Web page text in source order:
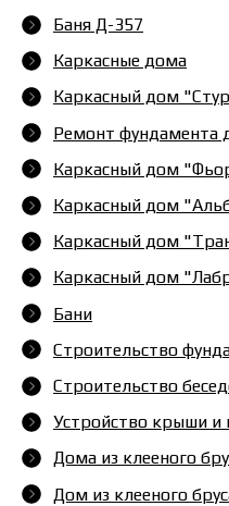
Баня Д-357
Каркасные дома
Каркасный дом
Ремонт фундамента
Каркасный дом
Каркасный дом
Каркасный дом
Каркасный дом
Бани
Строительство
Строительство
Устройство крыши и
Дома из клееного
Дом из клееного